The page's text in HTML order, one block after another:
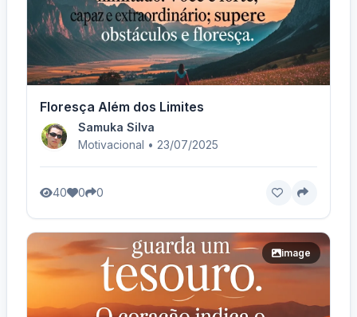
Floresça Além dos Limites
Samuka Silva
Motivacional • 23/07/2025
40 0 0
image